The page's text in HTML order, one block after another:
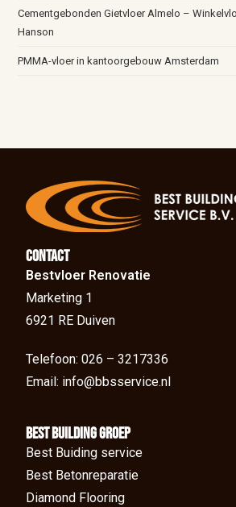
Cementgebonden Gietvloer Almelo –
Hanson
PMMA-vloer in kantoorgebouw Amsterdam
Contact
Bestvloer Renovatie
Marketing 1
6921 RE Duiven
Telefoon: 026 – 3217336
Email: info@bbsservice.nl
BEst Building groep
Best Buiding service
Best Betonreparatie
Diamond Flooring